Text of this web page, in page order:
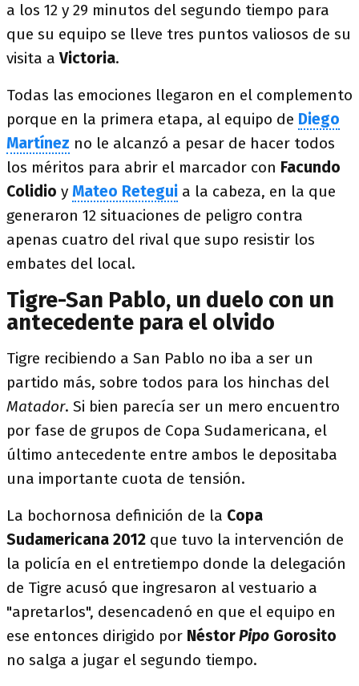
a los 12 y 29 minutos del segundo tiempo para
que su equipo se lleve tres puntos valiosos de su
visita a Victoria.
Todas las emociones llegaron en el complemento
porque en la primera etapa, al equipo de Diego
Martínez no le alcanzó a pesar de hacer todos
los méritos para abrir el marcador con Facundo
Colidio y Mateo Retegui a la cabeza, en la que
generaron 12 situaciones de peligro contra
apenas cuatro del rival que supo resistir los
embates del local.
Tigre-San Pablo, un duelo con un
antecedente para el olvido
Tigre recibiendo a San Pablo no iba a ser un
partido más, sobre todos para los hinchas del
Matador. Si bien parecía ser un mero encuentro
por fase de grupos de Copa Sudamericana, el
último antecedente entre ambos le depositaba
una importante cuota de tensión.
La bochornosa definición de la Copa
Sudamericana 2012 que tuvo la intervención de
la policía en el entretiempo donde la delegación
de Tigre acusó que ingresaron al vestuario a
"apretarlos", desencadenó en que el equipo en
ese entonces dirigido por NéstorPipo Gorosito
no salga a jugar el segundo tiempo.